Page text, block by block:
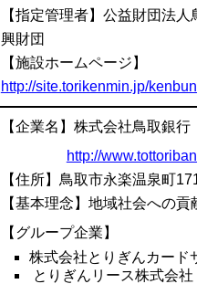
【指定管理者】 公益財団法人
興財団
【施設ホームページ】
http://site.torikenmin.jp/kenbun/
【企業名】 株式会社鳥取銀行
http://
【住所】 鳥取市永楽温泉町
【基本理念】 地域社会への貢
【グループ企業】
株式会社とりぎんカード
とりぎんリース株式会社